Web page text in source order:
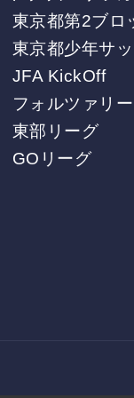
東京都第2ブロ
東京都少年サ
JFA KickOff
フォルツァリ
東部リーグ
GOリーグ